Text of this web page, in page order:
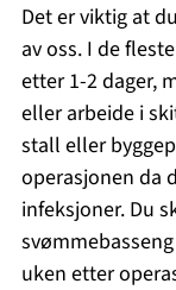
Det er viktig at
av oss. I de
etter 1-2 dager,
eller arbeide i
stall eller
operasjonen da
infeksjoner. Du
uken etter